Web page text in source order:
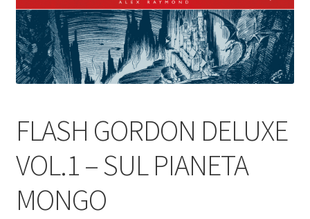
FLASH GORDON DELUXE
VOL.1 – SUL PIANETA
MONGO